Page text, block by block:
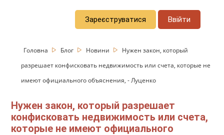
Зареєструватися Ввійти
Головна Блог Новини
Нужен закон, который
разрешает конфисковать недвижимость или счета, которые не
имеют официального объяснения, - Луценко
Нужен закон, который разрешает
конфисковать недвижимость или счета,
которые не имеют официального